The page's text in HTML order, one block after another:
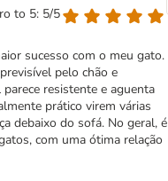
to 5: 5/5
sucesso com o meu gato.
pelo chão e
resistente e aguenta
prático virem várias
debaixo do sofá. No geral, é
com uma ótima relação